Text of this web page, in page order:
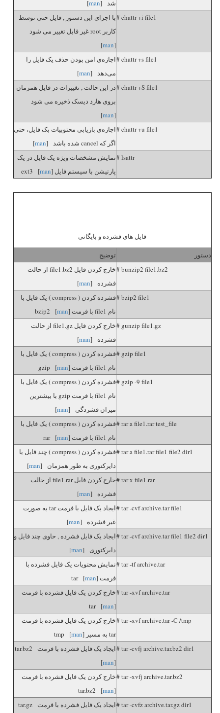
شد [man
]
# chattr +i file1با اجرای این دستور , فایل حتی توسط
کاربر root غیر قابل تغییر می شود
[
man
]
# chattr +s file1اجازه‌ی امن بودن حذف یک فایل را
می‌دهد [man
]
# chattr +S file1در این حالت , تغییرات در فایل همزمان
بروی هارد دیسک ذخیره می شود
[
man
]
# chattr +u file1اجازه‌ی بازیابی محتوبیات بک فایل، حتی
اگر که cancel شده باشد [
man
]
# lsattrنمایش مشخصات ویژه یک فایل در یک
پارتیشن با سیستم فایل ext3 [ man]
فایل های فشرده و بایگانی
دستور
توضیح
# bunzip2 file1.bz2
خارج کردن فایل file1.bz2 از حالت
فشرده [man
]
# bzip2 file1
فشرده کردن ( compress ) یک فایل با
نام file1 با فرمت bzip2 [
man]
# gunzip file1.gz
خارج کردن فایل file1.gz از حالت
فشرده [man
]
# gzip file1
فشرده کردن ( compress ) یک فایل با
نام file1 با فرمت gzip [
man]
# gzip -9 file1
فشرده کردن ( compress ) یک فایل با
نام file1 با فرمت gzip با بیشترین
میزان فشردگی [man
]
# rar a file1.rar test_file
فشرده کردن ( compress ) یک فایل با
نام file1 با فرمت rar [
man]
# rar a file1.rar file1 file2 dir1
فشرده کردن ( compress ) چند فایل یا
دایرکتوری به طور همزمان [man
]
# rar x file1.rar
خارج کردن فایل file1.rar از حالت
فشرده [man
]
# tar -cvf archive.tar file1
ایجاد یک فایل با فرمت tar به صورت
غیر فشرده [man
]
# tar -cvf archive.tar file1 file2 dir1ایجاد یک فایل فشرده , حاوی چند فایل و
دایرکتوری [man
]
# tar -tf archive.tarنمایش محتویات یک فایل فشرده با
فرمت tar [ man]
# tar -xvf archive.tarخارج کردن یک فایل فشرده با فرمت
tar [man]
# tar -xvf archive.tar -C /tmpخارج کردن یک فایل فشرده با فرمت
tar به مسیر tmp [
man]
# tar -cvfj archive.tar.bz2 dir1
ایجاد یک فایل فشرده با فرمت tar.bz2
[man]
# tar -xvfj archive.tar.bz2خارج کردن یک فایل فشرده با فرمت
tar.bz2 [man]
# tar -cvfz archive.tar.gz dir1
ایجاد یک فایل فشرده با فرمت tar.gz